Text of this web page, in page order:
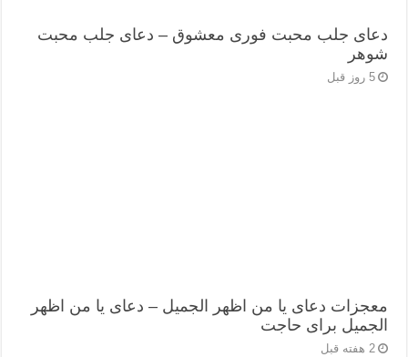
دعای جلب محبت فوری معشوق – دعای جلب محبت
شوهر
5 روز قبل
معجزات دعای یا من اظهر الجمیل – دعای یا من اظهر
الجمیل برای حاجت
2 هفته قبل